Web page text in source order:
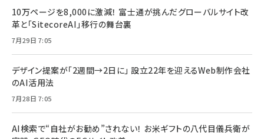
10万ページを8,000に激減！ 富士通が挑んだグローバルサイト改
革と「SitecoreAI」移行の舞台裏
7月29日 7:05
デザイン提案が「2週間→2日に」 設立22年を迎えるWeb制作会社
のAI活用法
7月28日 7:05
AI検索で“自社がお勧め”されない！ お米ギフトの八代目儀兵衛が